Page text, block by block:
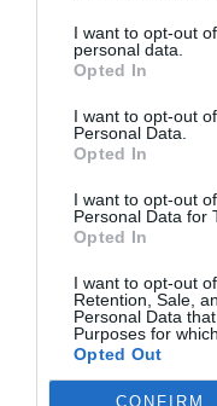
I want to opt-out
personal data.
Opted In
I want to opt-out
Personal Data.
Opted In
I want to opt-out
Personal Data for
Opted In
I want to opt-out
Retention, Sale,
Personal Data
Purposes for
Opted Out
CONFIRM
Doprava
nákupe nad